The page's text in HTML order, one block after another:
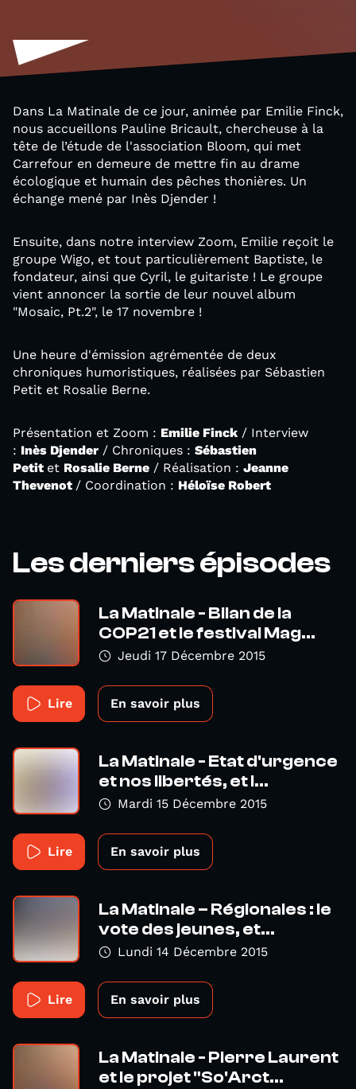
Dans La Matinale de ce jour, animée par Emilie Finck,
nous accueillons Pauline Bricault, chercheuse à la
tête de l’étude de l'association Bloom, qui met
Carrefour en demeure de mettre fin au drame
écologique et humain des pêches thonières. Un
échange mené par Inès Djender !
Ensuite, dans notre interview Zoom, Emilie reçoit le
groupe Wigo, et tout particulièrement Baptiste, le
fondateur, ainsi que Cyril, le guitariste ! Le groupe
vient annoncer la sortie de leur nouvel album
"Mosaic, Pt.2", le 17 novembre !
Une heure d'émission agrémentée de deux
chroniques humoristiques, réalisées par Sébastien
Petit et Rosalie Berne.
Présentation et Zoom : Emilie Finck/ Interview
: Inès Djender / Chroniques : Sébastien
Petit et Rosalie Berne / Réalisation : Jeanne
Thevenot / Coordination : Héloïse Robert
Les derniers épisodes
La Matinale - Bilan de la
COP21 et le festival Mag...
Jeudi 17 Décembre 2015
Lire En savoir plus
La Matinale - Etat d'urgence
et nos libertés, et l...
Mardi 15 Décembre 2015
Lire En savoir plus
La Matinale – Régionales : le
vote des jeunes, et...
Lundi 14 Décembre 2015
Lire En savoir plus
La Matinale - Pierre Laurent
et le projet "So'Arct...